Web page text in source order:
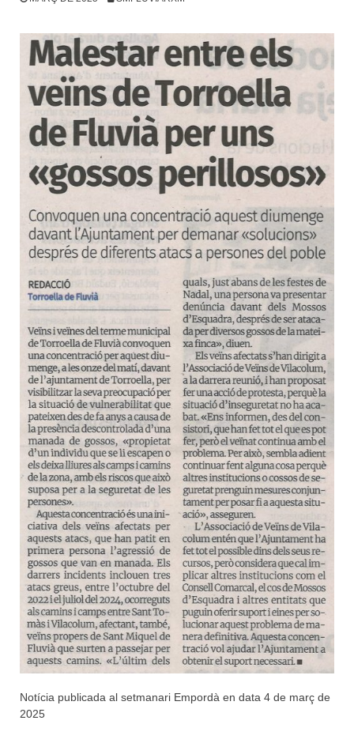
Notícia publicada al setmanari Empordà en data 4 de març de
2025